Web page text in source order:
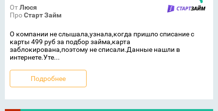
ОтЛюся
ПроСтарт Займ
О компании не слышала,узнала,когда пришло списание с
карты 499 руб за подбор займа,карта
заблокирована,поэтому не списали.Данные нашли в
интернете.Уте...
Подробнее